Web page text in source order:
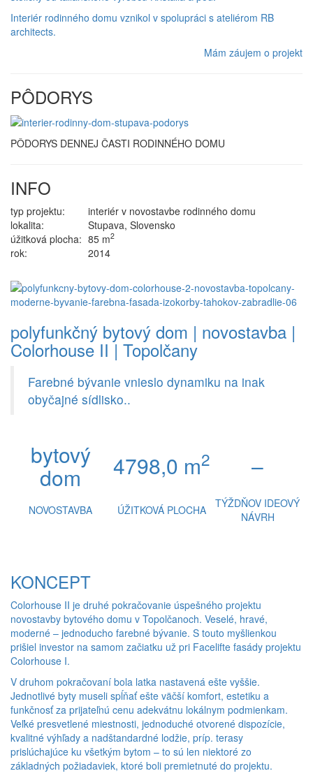
Interiér rodinného domu vznikol v spolupráci s ateliérom RB
architects.
Mám záujem o projekt
PÔDORYS
PÔDORYS DENNEJ ČASTI RODINNÉHO DOMU
INFO
typ projektu:
interiér v novostavbe rodinného domu
lokalita:
Stupava, Slovensko
úžitková plocha: 85 m2
rok: 2014
polyfunkčný bytový dom | novostavba |
Colorhouse II | Topolčany
Farebné bývanie vnieslo dynamiku na inak
obyčajné sídlisko..
bytový
dom 4798,0 m2 –
NOVOSTAVBA ÚŽITKOVÁ PLOCHA
TÝŽDŇOV IDEOVÝ
NÁVRH
KONCEPT
Colorhouse II je druhé pokračovanie úspešného projektu
novostavby bytového domu v Topolčanoch. Veselé, hravé,
moderné – jednoducho farebné bývanie. S touto myšlienkou
prišiel investor na samom začiatku už pri Facelifte fasády projektu
Colorhouse I.
V druhom pokračovaní bola latka nastavená ešte vyššie.
Jednotlivé byty museli spĺňať ešte väčší komfort, estetiku a
funkčnosť za prijateľnú cenu adekvátnu lokálnym podmienkam.
Veľké presvetlené miestnosti, jednoduché otvorené dispozície,
kvalitné výhľady a nadštandardné lodžie, príp. terasy
prislúchajúce ku všetkým bytom – to sú len niektoré zo
základných požiadaviek, ktoré boli premietnuté do projektu.